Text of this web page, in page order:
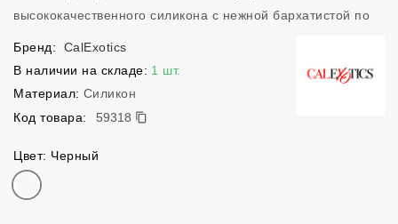
высококачественного силикона с нежной бархатистой по
Бренд:
CalExotics
В наличии на складе: 1 шт.
Материал: Силикон
Код товара:
59318
59318
Цвет: Черный
Цвет